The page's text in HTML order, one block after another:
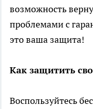
возможность
проблемами с
это ваша защита!
Как защитить
Воспользуйтесь